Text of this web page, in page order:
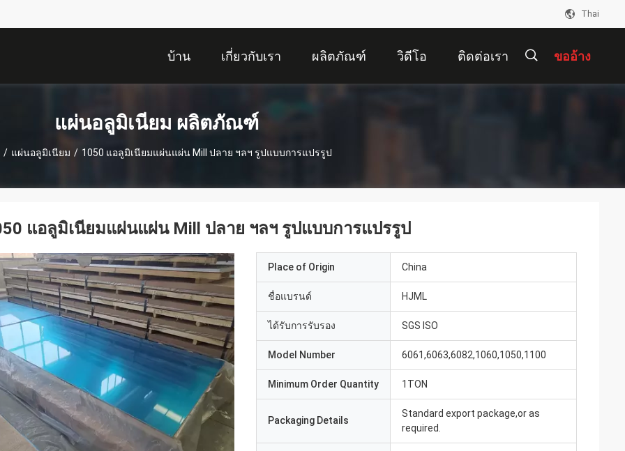
Thai
บ้าน เกี่ยวกับเรา ผลิตภัณฑ์ วิดีโอ ติดต่อเรา ขออ้าง
แผ่นอลูมิเนียม ผลิตภัณฑ์
/ แผ่นอลูมิเนียม / 1050 แอลูมิเนียมแผ่นแผ่น Mill ปลาย ฯลฯ รูปแบบการแปรรูป
แอลูมิเนียมแผ่นแผ่น Mill ปลาย ฯลฯ รูปแบบการแปรรูป
Place of Origin China
ชื่อแบรนด์ HJML
ได้รับการรับรอง SGS ISO
Model Number 6061,6063,6082,1060,1050,1100
Minimum Order Quantity 1TON
Packaging Details
Standard export package,or as
required.